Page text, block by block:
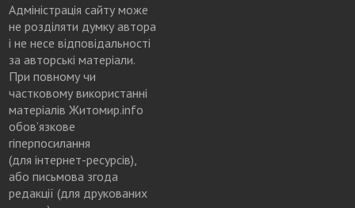
Адміністрація сайту може
не розділяти думку автора
і не несе відповідальності
за авторські матеріали.
При повному чи
частковому використанні
матеріалів Житомир.info
обов’язкове
гіперпосилання
(для інтернет-ресурсів),
або письмова згода
редакції (для друкованих